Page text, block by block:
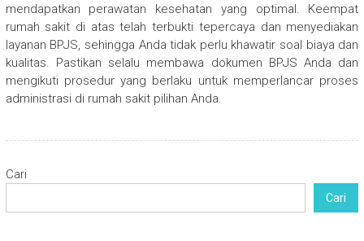
mendapatkan perawatan kesehatan yang optimal. Keempat
rumah sakit di atas telah terbukti tepercaya dan menyediakan
layanan BPJS, sehingga Anda tidak perlu khawatir soal biaya dan
kualitas. Pastikan selalu membawa dokumen BPJS Anda dan
mengikuti prosedur yang berlaku untuk memperlancar proses
administrasi di rumah sakit pilihan Anda.
Cari
Cari